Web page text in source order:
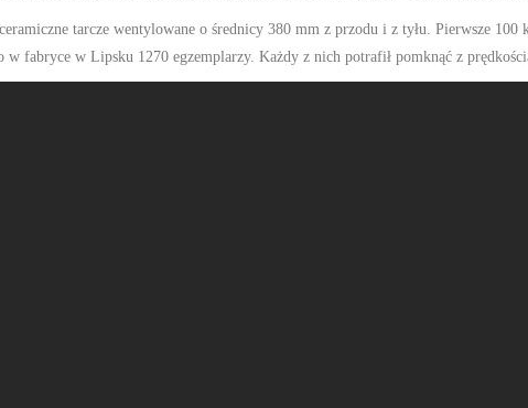
tarcze wentylowane o średnicy 380 mm z przodu i z tyłu. Pierwsze
fabryce w Lipsku 1270 egzemplarzy. Każdy z nich potrafił pomknąć z